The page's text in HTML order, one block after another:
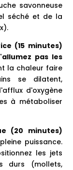
savonneuse
séché et de la
(15 minutes)
pas les
la chaleur faire
se dilatent,
d'oxygène
à métaboliser
(20 minutes)
puissance.
les jets
durs (mollets,